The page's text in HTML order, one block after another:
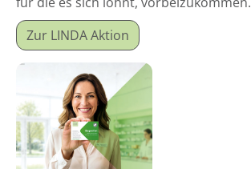
Zur LINDA Aktion